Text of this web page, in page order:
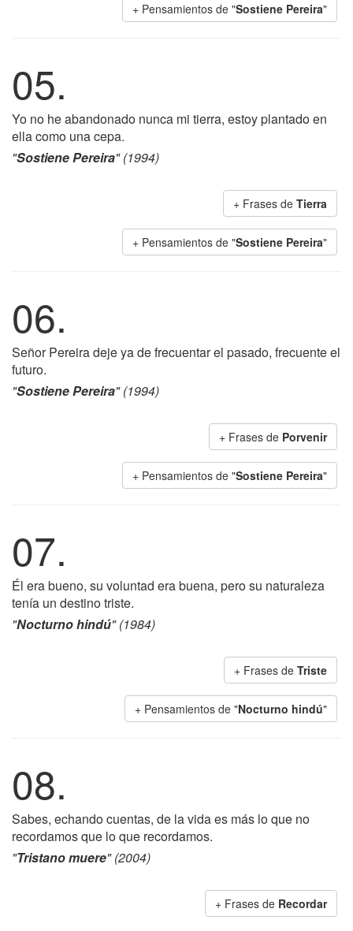
+ Pensamientos de "Sostiene Pereira"
05.
Yo no he abandonado nunca mi tierra, estoy plantado en
ella como una cepa.
"Sostiene Pereira" (1994)
+ Frases de Tierra
+ Pensamientos de "Sostiene Pereira"
06.
Señor Pereira deje ya de frecuentar el pasado, frecuente el
futuro.
"Sostiene Pereira" (1994)
+ Frases de Porvenir
+ Pensamientos de "Sostiene Pereira"
07.
Él era bueno, su voluntad era buena, pero su naturaleza
tenía un destino triste.
"Nocturno hindú" (1984)
+ Frases de Triste
+ Pensamientos de "Nocturno hindú"
08.
Sabes, echando cuentas, de la vida es más lo que no
recordamos que lo que recordamos.
"Tristano muere" (2004)
+ Frases de Recordar